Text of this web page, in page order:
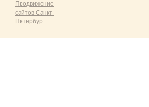
Продвижение
сайтов Санкт-
Петербург